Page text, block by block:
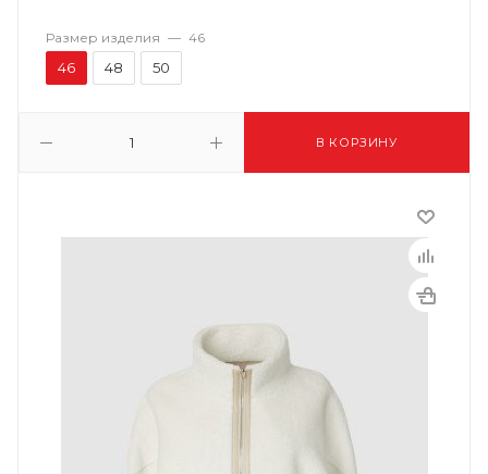
В КОРЗИНУ
Размер изделия — 46
46 48 50